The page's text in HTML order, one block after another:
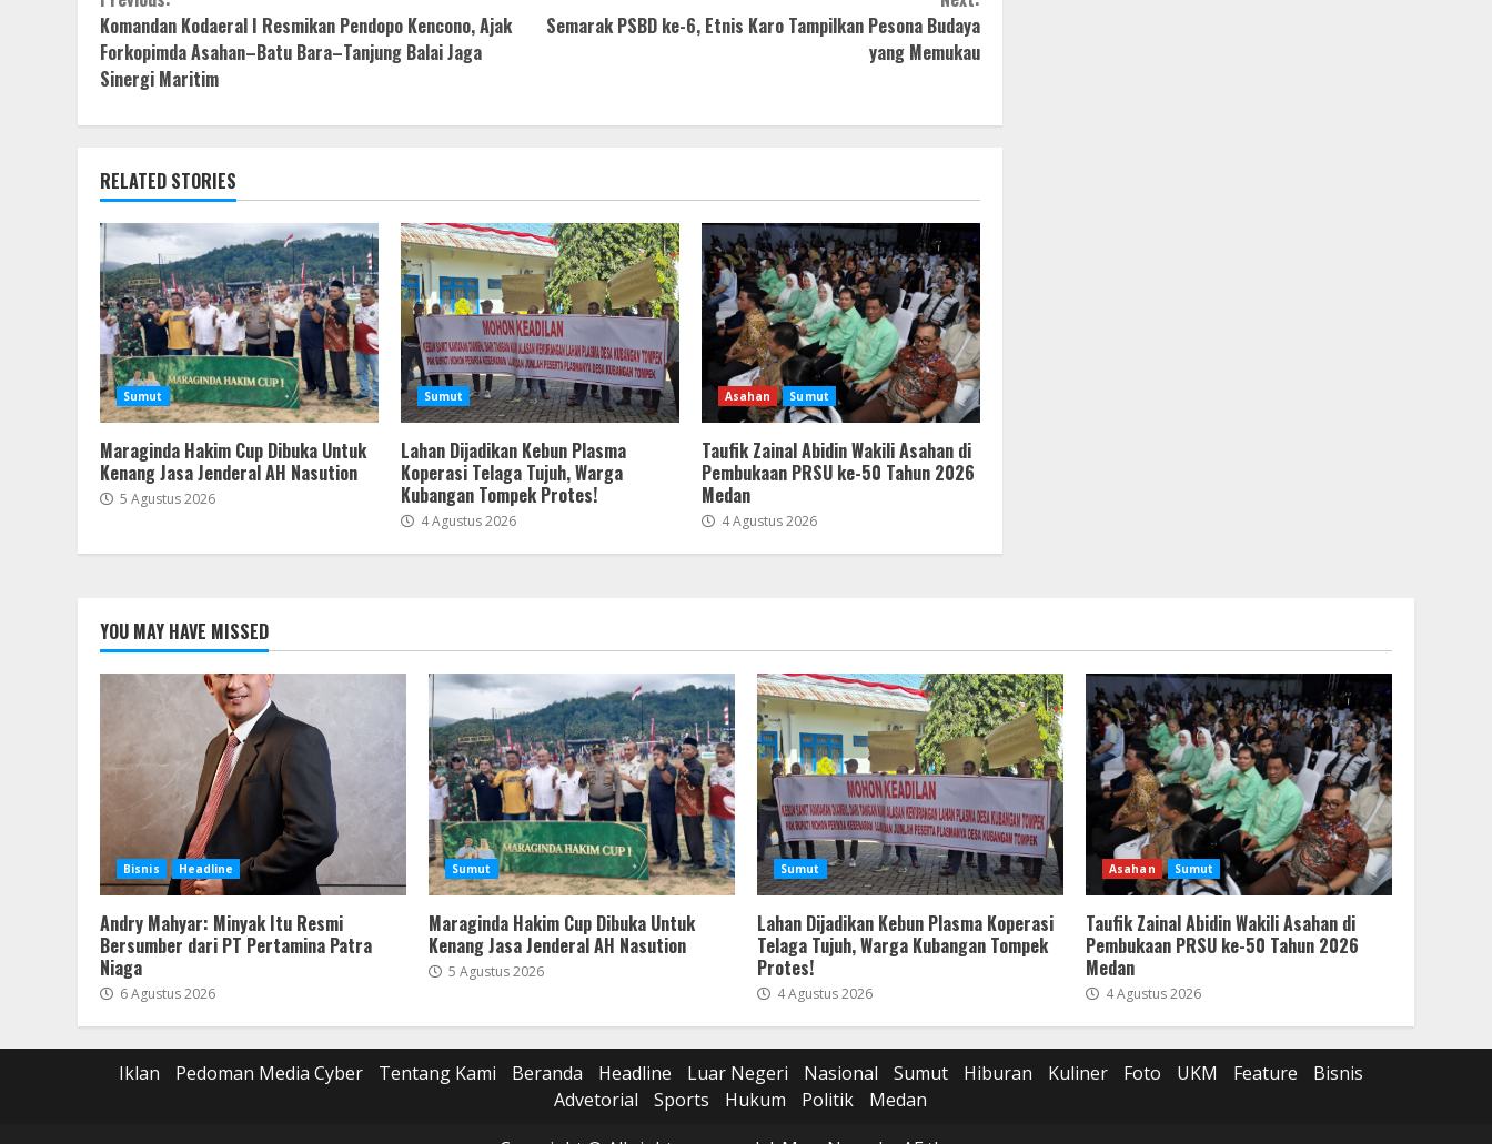
Reading
Komandan Kodaeral I Resmikan Pendopo Kencono, Ajak
Forkopimda Asahan–Batu Bara–Tanjung Balai Jaga
Sinergi Maritim
Semarak PSBD ke-6, Etnis Karo Tampilkan Pesona Budaya
yang Memukau
RELATED STORIES
Sumut
Maraginda Hakim Cup Dibuka Untuk
Kenang Jasa Jenderal AH Nasution
5 Agustus 2026
Sumut
Lahan Dijadikan Kebun Plasma
Koperasi Telaga Tujuh, Warga
Kubangan Tompek Protes!
4 Agustus 2026
Asahan Sumut
Taufik Zainal Abidin Wakili Asahan di
Pembukaan PRSU ke-50 Tahun 2026
Medan
4 Agustus 2026
YOU MAY HAVE MISSED
Bisnis Headline
Andry Mahyar: Minyak Itu Resmi
Bersumber dari PT Pertamina Patra
Niaga
6 Agustus 2026
Sumut
Maraginda Hakim Cup Dibuka Untuk
Kenang Jasa Jenderal AH Nasution
5 Agustus 2026
Sumut
Lahan Dijadikan Kebun Plasma Koperasi
Telaga Tujuh, Warga Kubangan Tompek
Protes!
4 Agustus 2026
Asahan Sumut
Taufik Zainal Abidin Wakili Asahan di
Pembukaan PRSU ke-50 Tahun 2026
Medan
4 Agustus 2026
Iklan Pedoman Media Cyber Tentang Kami Beranda Headline Luar Negeri Nasional Sumut Hiburan Kuliner Foto UKM Feature
Bisnis
Advetorial
Sports Hukum Politik
Medan